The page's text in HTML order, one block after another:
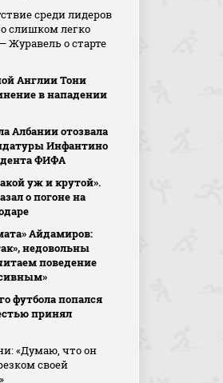
среди лидеров
слишком легко
Журавель о старте
Англии Тони
в нападении
Албании отозвала
Инфантино
ФИФА
уж и крутой».
о погоне на
Айдамиров:
недовольны
поведение
футбола попался
принял
«Думаю, что он
своей